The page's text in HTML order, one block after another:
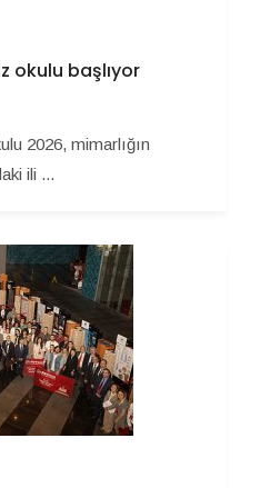
okulu başlıyor
2026, mimarlığın
ili ...